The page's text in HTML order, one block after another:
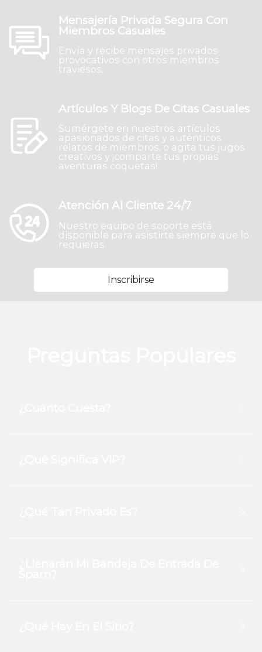
Mensajería Privada Segura Con
Miembros Casuales
Envía y recibe mensajes privados
provocativos con otros miembros
traviesos.
Artículos Y Blogs De Citas Casuales
Sumérgete en nuestros artículos
apasionados de citas y auténticos
relatos de miembros, o agita tus jugos
creativos y ¡comparte tus propias
aventuras coquetas!
Atención Al Cliente 24/7
Nuestro equipo de soporte está
disponible para asistirte siempre que lo
requieras.
Inscribirse